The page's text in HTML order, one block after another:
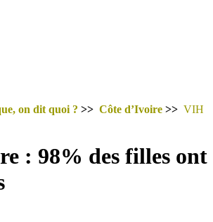
on dit quoi ? >> Côte d’Ivoire >> VIH
: 98% des filles